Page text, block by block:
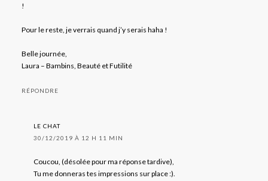
!
Pour le reste, je verrais quand j’y serais haha !
Belle journée,
Laura – Bambins, Beauté et Futilité
RÉPONDRE
LE CHAT
30/12/2019 À 12 H 11 MIN
Coucou, (désolée pour ma réponse tardive),
Tu me donneras tes impressions sur place :).